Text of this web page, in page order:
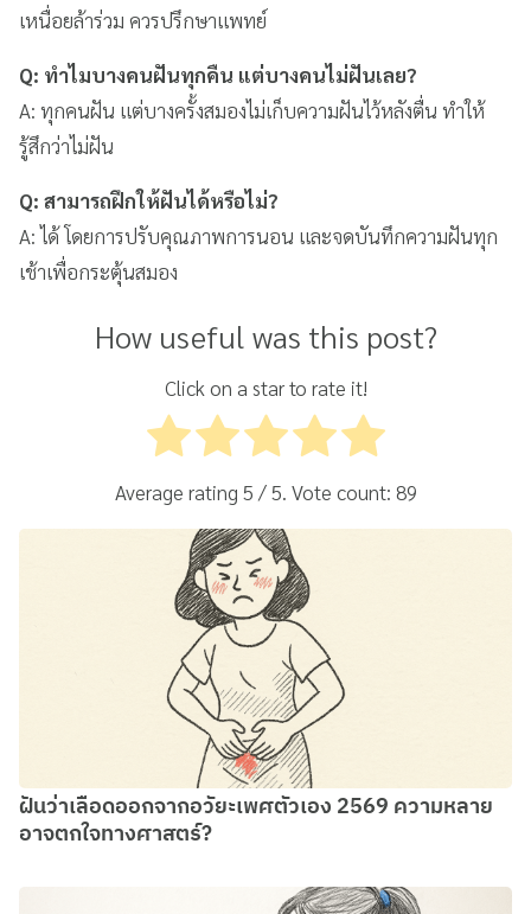
เหนื่อยล้าร่วม ควรปรึกษาแพทย์
Q: ทำไมบางคนฝันทุกคืน แต่บางคนไม่ฝันเลย?
A: ทุกคนฝัน แต่บางครั้งสมองไม่เก็บความฝันไว้หลังตื่น ทำให้
รู้สึกว่าไม่ฝัน
Q: สามารถฝึกให้ฝันได้หรือไม่?
A: ได้ โดยการปรับคุณภาพการนอน และจดบันทึกความฝันทุก
เช้าเพื่อกระตุ้นสมอง
How useful was this post?
Click on a star to rate it!
Average rating 5 / 5. Vote count: 89
ฝันว่าเลือดออกจากอวัยะเพศตัวเอง 2569 ความหลาย
อาจตกใจทางศาสตร์?